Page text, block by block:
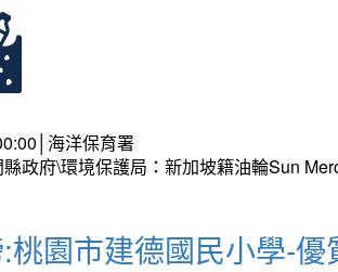
海洋保育署
政府\環境保護局：新加坡籍油輪Sun
桃園市建德國民小學-優